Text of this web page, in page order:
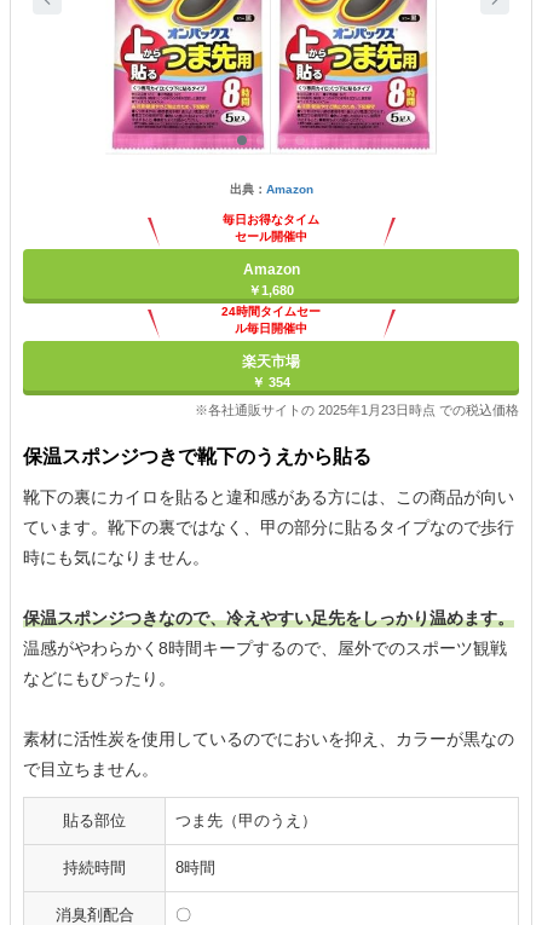
出典： Amazon
毎日お得なタイム
セール開催中
Amazon
￥1,680
24時間タイムセー
ル毎日開催中
楽天市場
￥ 354
※各社通販サイトの 2025年1月23日時点 での税込価格
保温スポンジつきで靴下のうえから貼る
靴下の裏にカイロを貼ると違和感がある方には、この商品が向い
ています。靴下の裏ではなく、甲の部分に貼るタイプなので歩行
時にも気になりません。
保温スポンジつきなので、冷えやすい足先をしっかり温めます。
温感がやわらかく8時間キープするので、屋外でのスポーツ観戦
などにもぴったり。
素材に活性炭を使用しているのでにおいを抑え、カラーが黒なの
で目立ちません。
貼る部位 つま先（甲のうえ）
持続時間 8時間
消臭剤配合 〇